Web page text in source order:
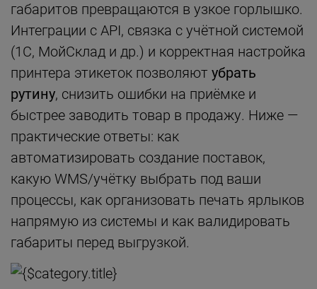
габаритов превращаются в узкое горлышко.
Интеграции с API, связка с учётной системой
(1С, МойСклад и др.) и корректная настройка
принтера этикеток позволяют убрать
рутину, снизить ошибки на приёмке и
быстрее заводить товар в продажу. Ниже —
практические ответы: как
автоматизировать создание поставок,
какую WMS/учётку выбрать под ваши
процессы, как организовать печать ярлыков
напрямую из системы и как валидировать
габариты перед выгрузкой.